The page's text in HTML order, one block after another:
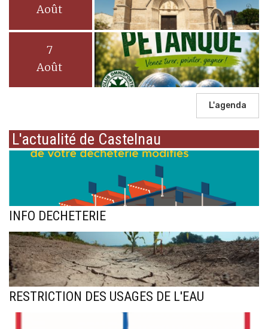
Août
7
Août
L'agenda
L'actualité de Castelnau
INFO DECHETERIE
RESTRICTION DES USAGES DE L'EAU